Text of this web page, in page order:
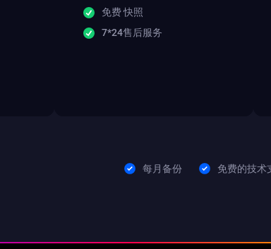
免费 快照
7*24售后服务
每月备份 免费的技术